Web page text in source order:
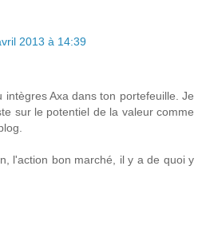
2013 à 14:39
intègres Axa dans ton portefeuille. Je
sur le potentiel de la valeur comme
l'action bon marché, il y a de quoi y